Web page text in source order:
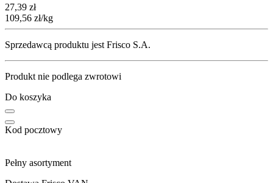
Cena
27,39 zł
109,56 zł/kg
Sprzedawcą produktu jest Frisco S.A.
Produkt nie podlega zwrotowi
Do koszyka
Kod pocztowy
Pełny asortyment